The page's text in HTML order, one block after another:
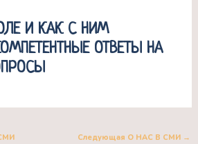
И КАК С НИМ
ОТВЕТЫ НА
Следующая О НАС В СМИ →